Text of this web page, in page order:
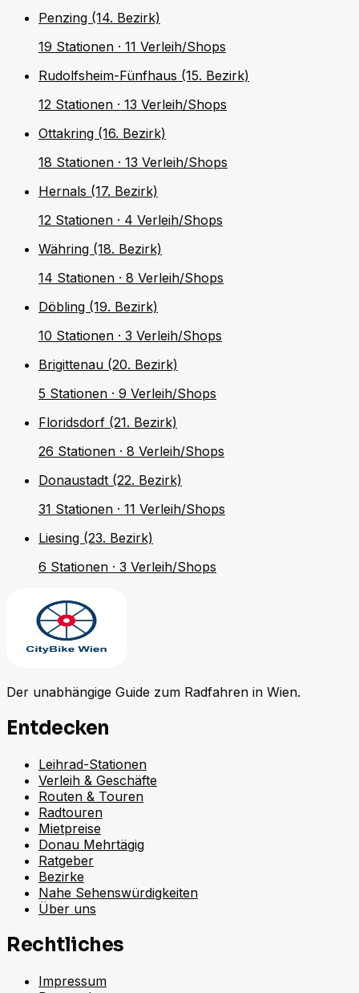
Penzing (14. Bezirk)
19 Stationen · 11 Verleih/Shops
Rudolfsheim-Fünfhaus (15. Bezirk)
12 Stationen · 13 Verleih/Shops
Ottakring (16. Bezirk)
18 Stationen · 13 Verleih/Shops
Hernals (17. Bezirk)
12 Stationen · 4 Verleih/Shops
Währing (18. Bezirk)
14 Stationen · 8 Verleih/Shops
Döbling (19. Bezirk)
10 Stationen · 3 Verleih/Shops
Brigittenau (20. Bezirk)
5 Stationen · 9 Verleih/Shops
Floridsdorf (21. Bezirk)
26 Stationen · 8 Verleih/Shops
Donaustadt (22. Bezirk)
31 Stationen · 11 Verleih/Shops
Liesing (23. Bezirk)
6 Stationen · 3 Verleih/Shops
Der unabhängige Guide zum Radfahren in Wien.
Entdecken
Leihrad-Stationen
Verleih & Geschäfte
Routen & Touren
Radtouren
Mietpreise
Donau Mehrtägig
Ratgeber
Bezirke
Nahe Sehenswürdigkeiten
Über uns
Rechtliches
Impressum